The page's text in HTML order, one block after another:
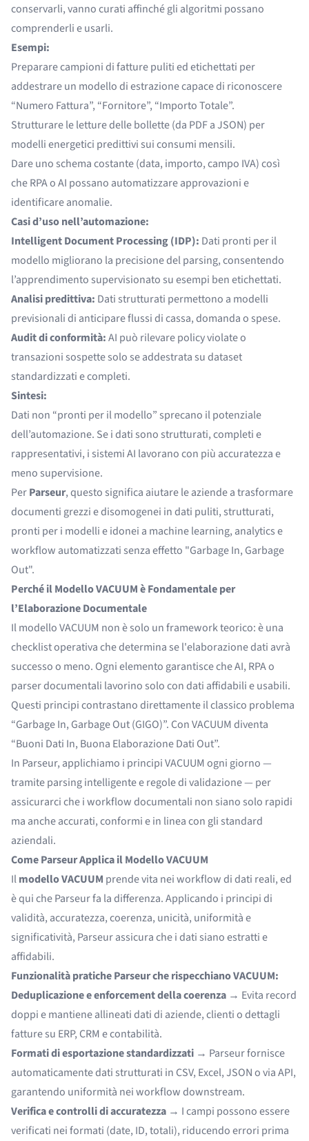
conservarli, vanno curati affinché gli algoritmi possano
comprenderli e usarli.
Esempi:
Preparare campioni di fatture puliti ed etichettati per
addestrare un modello di estrazione capace di riconoscere
“Numero Fattura”, “Fornitore”, “Importo Totale”.
Strutturare le letture delle bollette (da PDF a JSON) per
modelli energetici predittivi sui consumi mensili.
Dare uno schema costante (data, importo, campo IVA) così
che RPA o AI possano automatizzare approvazioni e
identificare anomalie.
Casi d’uso nell’automazione:
Intelligent Document Processing (IDP): Dati pronti per il
modello migliorano la precisione del parsing, consentendo
l’apprendimento supervisionato su esempi ben etichettati.
Analisi predittiva: Dati strutturati permettono a modelli
previsionali di anticipare flussi di cassa, domanda o spese.
Audit di conformità:AI può rilevare policy violate o
transazioni sospette solo se addestrata su dataset
standardizzati e completi.
Sintesi:
Dati non “pronti per il modello” sprecano il potenziale
dell’automazione. Se i dati sono strutturati, completi e
rappresentativi, i sistemi AI lavorano con più accuratezza e
meno supervisione.
PerParseur, questo significa aiutare le aziende a trasformare
documenti grezzi e disomogenei in dati puliti, strutturati,
pronti per i modelli e idonei a machine learning, analytics e
workflow automatizzati senza effetto "Garbage In, Garbage
Out".
Perché il Modello VACUUM è Fondamentale per
l’Elaborazione Documentale
Il modello VACUUM non è solo un framework teorico: è una
checklist operativa che determina se l'elaborazione dati avrà
successo o meno. Ogni elemento garantisce che AI, RPA o
parser documentali lavorino solo con dati affidabili e usabili.
Questi principi contrastano direttamente il classico problema
“Garbage In, Garbage Out (GIGO)”. Con VACUUM diventa
“Buoni Dati In, Buona Elaborazione Dati Out”.
In Parseur, applichiamo i principi VACUUM ogni giorno —
tramite parsing intelligente e regole di validazione — per
assicurarci che i workflow documentali non siano solo rapidi
ma anche accurati, conformi e in linea con gli standard
aziendali.
Come Parseur Applica il Modello VACUUM
Ilmodello VACUUM prende vita nei workflow di dati reali, ed
è qui che Parseur fa la differenza. Applicando i principi di
validità, accuratezza, coerenza, unicità, uniformità e
significatività, Parseur assicura che i dati siano estratti e
affidabili.
Funzionalità pratiche Parseur che rispecchiano VACUUM:
Deduplicazione e enforcement della coerenza → Evita record
doppi e mantiene allineati dati di aziende, clienti o dettagli
fatture su ERP, CRM e contabilità.
Formati di esportazione standardizzati → Parseur fornisce
automaticamente dati strutturati in CSV, Excel, JSON o via API,
garantendo uniformità nei workflow downstream.
Verifica e controlli di accuratezza → I campi possono essere
verificati nei formati (date, ID, totali), riducendo errori prima